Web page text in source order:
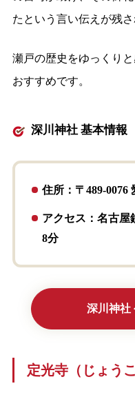
たという言い伝えが残さ
瀬戸の歴史をゆっくり
おすすめです。
深川神社 基本情報
住所：〒489-0076
アクセス：名古屋
8分
深川神社
定光寺（じょう